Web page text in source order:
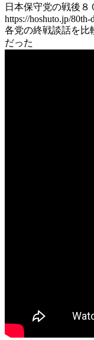
日本保守党の戦後８
https://hoshuto.jp/80th-
各党の終戦談話を比
だった